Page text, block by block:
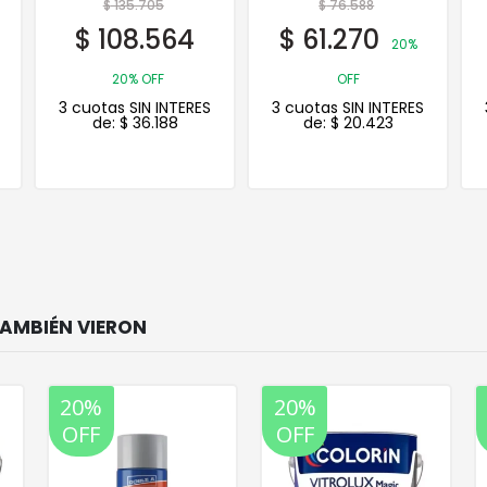
$76.588
$61.270
20%
OFF
3 cuotas SIN INTERES
de: $20.423
$20.155
$ 16.124
20%
OFF
3 cuotas SIN INTERES
de:$5.375
20%
OFF
20%
OFF